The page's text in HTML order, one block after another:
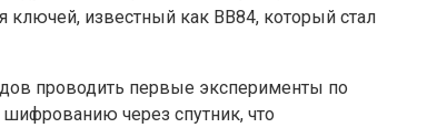
известный как BB84, который стал
проводить первые эксперименты по
через спутник, что